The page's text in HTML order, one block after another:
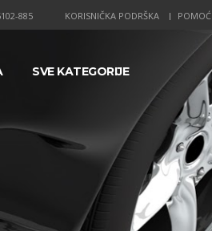
KORISNIČKA PODRŠKA POMOĆ
885
SVE KATEGORIJE